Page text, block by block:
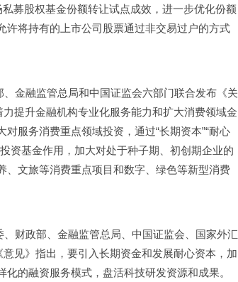
募股权基金份额转让试点成效，进一步优化份额
将持有的上市公司股票通过非交易过户的方式
金融监管总局和中国证监会六部门联合发布《关
提升金融机构专业化服务能力和扩大消费领域金
服务消费重点领域投资，通过“长期资本”“耐心
资基金作用，加大对处于种子期、初创期企业的
、文旅等消费重点项目和数字、绿色等新型消费
财政部、金融监管总局、中国证监会、国家外汇
见》指出，要引入长期资金和发展耐心资本，加
的融资服务模式，盘活科技研发资源和成果。